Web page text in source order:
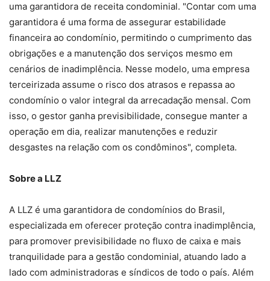
uma garantidora de receita condominial. "Contar com uma
garantidora é uma forma de assegurar estabilidade
financeira ao condomínio, permitindo o cumprimento das
obrigações e a manutenção dos serviços mesmo em
cenários de inadimplência. Nesse modelo, uma empresa
terceirizada assume o risco dos atrasos e repassa ao
condomínio o valor integral da arrecadação mensal. Com
isso, o gestor ganha previsibilidade, consegue manter a
operação em dia, realizar manutenções e reduzir
desgastes na relação com os condôminos", completa.
Sobre a LLZ
A LLZ é uma garantidora de condomínios do Brasil,
especializada em oferecer proteção contra inadimplência,
para promover previsibilidade no fluxo de caixa e mais
tranquilidade para a gestão condominial, atuando lado a
lado com administradoras e síndicos de todo o país. Além